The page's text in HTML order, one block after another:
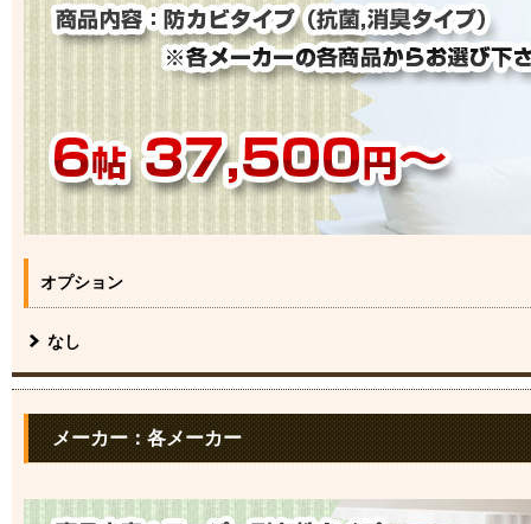
オプション
なし
メーカー：各メーカー